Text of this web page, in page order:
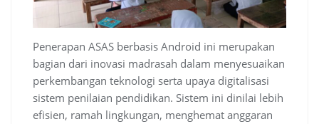
Penerapan ASAS berbasis Android ini merupakan
bagian dari inovasi madrasah dalam menyesuaikan
perkembangan teknologi serta upaya digitalisasi
sistem penilaian pendidikan. Sistem ini dinilai lebih
efisien, ramah lingkungan, menghemat anggaran